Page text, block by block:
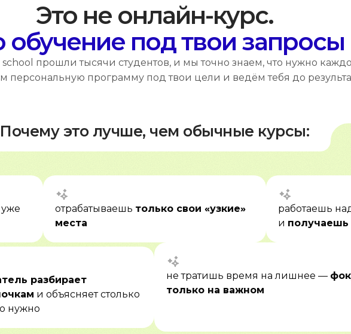
Это не онлайн-курс.
обучение под твои запросы
school прошли тысячи студентов, и мы точно знаем, что нужно
персональную программу под твои цели и ведём тебя до
Почему это лучше, чем обычные курсы:
отрабатываешь только свои «узкие»
места
работаешь
и получаешь
разбирает
и объясняет столько
нужно
не тратишь время на лишнее —
только на важном